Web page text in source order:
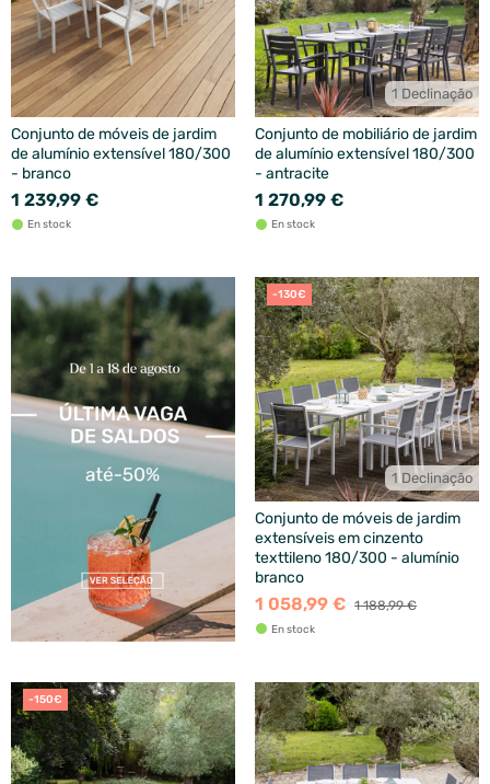
Conjunto de móveis de jardim
de alumínio extensível 180/300
- branco
1 239,99 €
En stock
1 Declinação
Conjunto de mobiliário de jardim
de alumínio extensível 180/300
- antracite
1 270,99 €
En stock
-130€
1 Declinação
Conjunto de móveis de jardim
extensíveis em cinzento
texttileno 180/300 - alumínio
branco
1 058,99 € 1 188,99 €
En stock
-150€